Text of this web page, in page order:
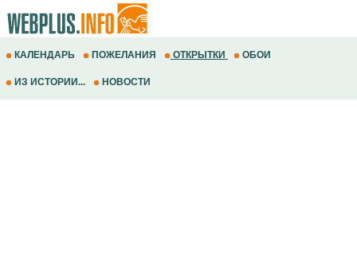
КАЛЕНДАРЬ ПОЖЕЛАНИЯ ОТКРЫТКИ ОБОИ
ИЗ ИСТОРИИ... НОВОСТИ